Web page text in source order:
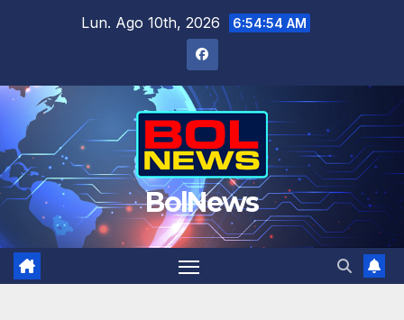
Lun. Ago 10th, 2026 6:54:54 AM
BolNews